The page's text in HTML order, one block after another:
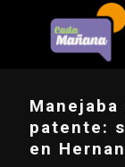
patente:
en